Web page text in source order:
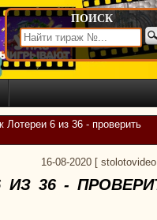
ПОИСК
Лотереи 6 из 36 - проверить
16-08-2020
ИЗ 36 -